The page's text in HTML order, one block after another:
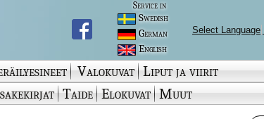
Service in
Swedish
German
English
Select Language
Valokuvat Liput ja viirit
Taide Elokuvat Muut